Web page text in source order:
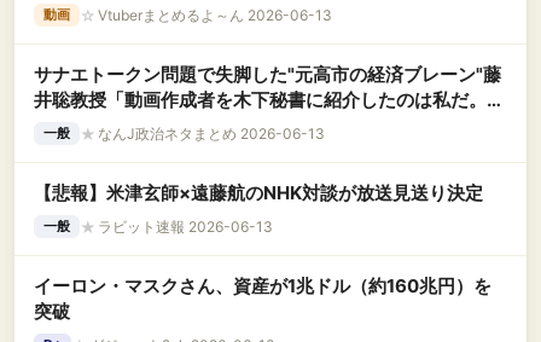
動画 ☆ Vtuberまとめるよ～ん 2026-06-13
サナエトークン問題で失脚した"元高市の経済ブレーン"藤
井聡教授「動画作成者を木下秘書に紹介したのは私だ。あ
と玉木雄一郎とも会ってた」
一般 ★ なんJ政治ネタまとめ 2026-06-13
【悲報】米津玄師×遠藤航のNHK対談が放送見送り決定
一般 ★ ラビット速報 2026-06-13
イーロン・マスクさん、資産が1兆ドル（約160兆円）を
突破